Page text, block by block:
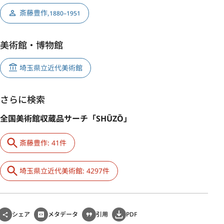
斎藤豊作,1880–1951
美術館・博物館
埼玉県立近代美術館
さらに検索
全国美術館収蔵品サーチ「SHŪZŌ」
斎藤豊作: 41件
埼玉県立近代美術館: 4297件
シェア メタデータ 引用 PDF